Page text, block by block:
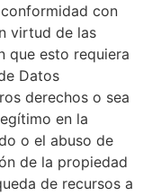
con
virtud de las
que esto requiera
Datos
derechos o sea
en la
o el abuso de
de la propiedad
de recursos a